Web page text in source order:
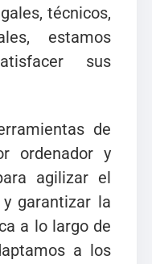
técnicos,
estamos
sus
de
ordenador y
agilizar el
garantizar la
a lo largo de
a los